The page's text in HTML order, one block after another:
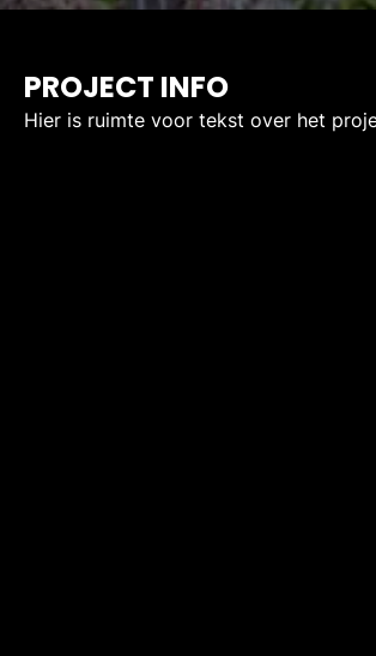
PROJECT INFO
Hier is ruimte voor tekst over het